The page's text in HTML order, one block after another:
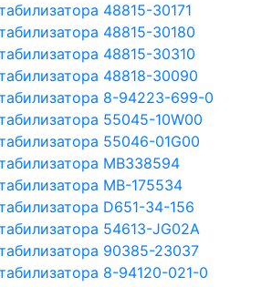
48815-30171
48815-30180
48815-30310
48818-30090
8-94223-699-0
55045-10W00
55046-01G00
MB338594
MB-175534
D651-34-156
54613-JG02A
90385-23037
8-94120-021-0